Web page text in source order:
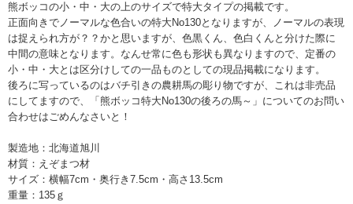
熊ボッコの小・中・大の上のサイズで特大タイプの掲載です。
正面向きでノーマルな色合いの特大No130となりますが、ノーマルの表現
は捉えられ方が？？かと思いますが、色黒くん、色白くんと分けた際に
中間の意味となります。なんせ常に色も形状も異なりますので、定番の
小・中・大とは区分けしての一品ものとしての現品掲載になります。
後ろに写っているのはバチ引きの農耕馬の彫り物ですが、これは非売品
にしてますので、「熊ボッコ特大No130の後ろの馬～」についてのお問い
合わせはごめんなさいと！
製造地：北海道旭川
材質：えぞまつ材
サイズ：横幅7cm・奥行き7.5cm・高さ13.5cm
重量：135ｇ